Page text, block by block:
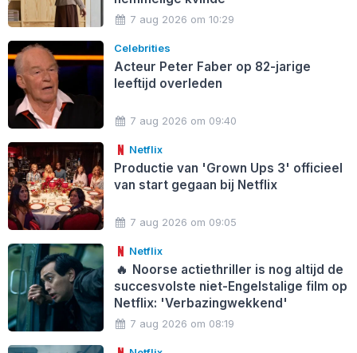
7 aug 2026 om 10:29
Celebrities
Acteur Peter Faber op 82-jarige
leeftijd overleden
7 aug 2026 om 09:40
Netflix
Productie van 'Grown Ups 3' officieel
van start gegaan bij Netflix
7 aug 2026 om 09:05
Netflix
🔥 Noorse actiethriller is nog altijd de
succesvolste niet-Engelstalige film op
Netflix: 'Verbazingwekkend'
7 aug 2026 om 08:19